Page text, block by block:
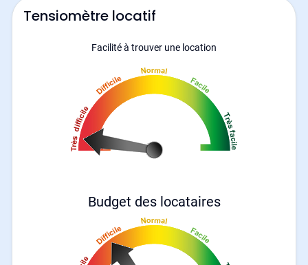
Tensiomètre locatif
Facilité à trouver une location
Budget des locataires